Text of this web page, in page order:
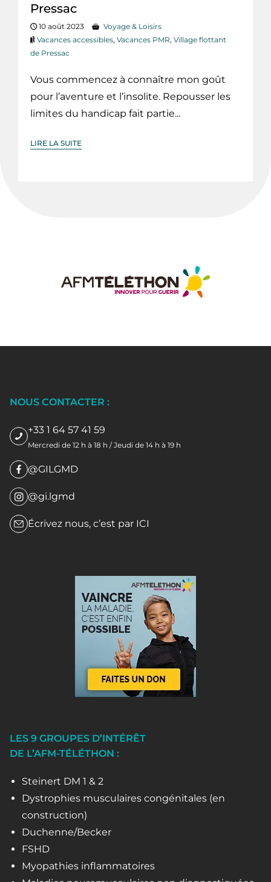
Pressac
10 août 2023
Voyage & Loisirs
Vacances accessibles, Vacances PMR, Village flottant
de Pressac
Vous commencez à connaître mon goût
pour l’aventure et l’insolite. Repousser les
limites du handicap fait partie...
LIRE LA SUITE
NOUS CONTACTER :
+33 1 64 57 41 59
Mercredi de 12 h à 18 h / Jeudi de 14 h à 19 h
@GILGMD
@gi.lgmd
Écrivez nous, c’est par ICI
LES 9 GROUPES D’INTÉRÊT
DE L’AFM-TÉLÉTHON :
Steinert DM 1 & 2
Dystrophies musculaires congénitales (en
construction)
Duchenne/Becker
FSHD
Myopathies inflammatoires